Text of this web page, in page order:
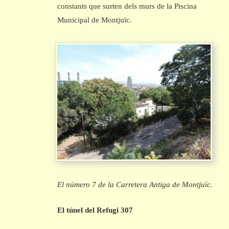
constants que surten dels murs de la Piscina
Municipal de Montjuïc.
El número 7 de la Carretera Antiga de Montjuïc.
El túnel del Refugi 307